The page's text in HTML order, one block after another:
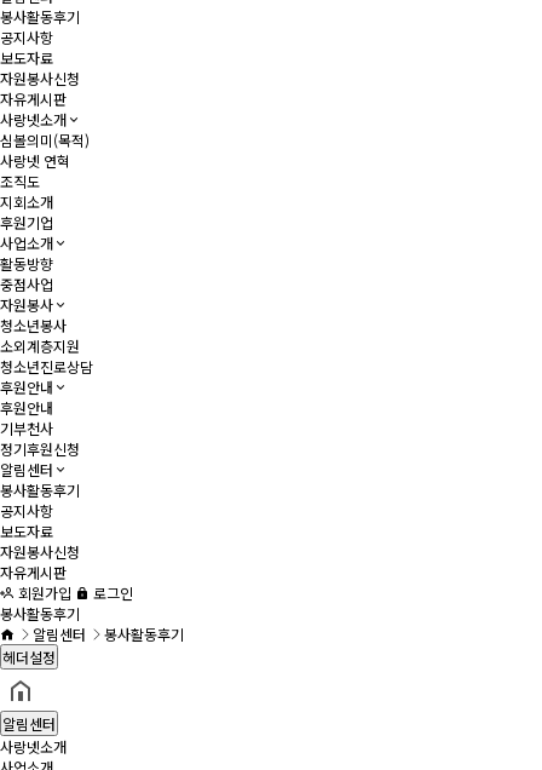
봉사활동후기
공지사항
보도자료
자원봉사신청
자유게시판
사랑넷소개
심볼의미(목적)
사랑넷 연혁
조직도
지회소개
후원기업
사업소개
활동방향
중점사업
자원봉사
청소년봉사
소외계층지원
청소년진로상담
후원안내
후원안내
기부천사
정기후원신청
알림센터
봉사활동후기
공지사항
보도자료
자원봉사신청
자유게시판
회원가입
로그인
봉사활동후기
알림센터
봉사활동후기
헤더설정
알림센터
사랑넷소개